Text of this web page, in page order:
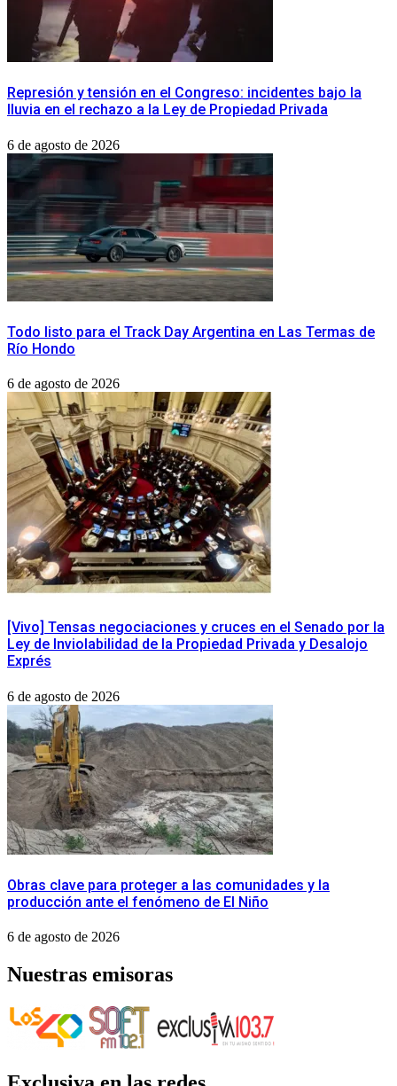
Represión y tensión en el Congreso: incidentes bajo la
lluvia en el rechazo a la Ley de Propiedad Privada
6 de agosto de 2026
Todo listo para el Track Day Argentina en Las Termas de
Río Hondo
6 de agosto de 2026
[Vivo] Tensas negociaciones y cruces en el Senado por la
Ley de Inviolabilidad de la Propiedad Privada y Desalojo
Exprés
6 de agosto de 2026
Obras clave para proteger a las comunidades y la
producción ante el fenómeno de El Niño
6 de agosto de 2026
Nuestras emisoras